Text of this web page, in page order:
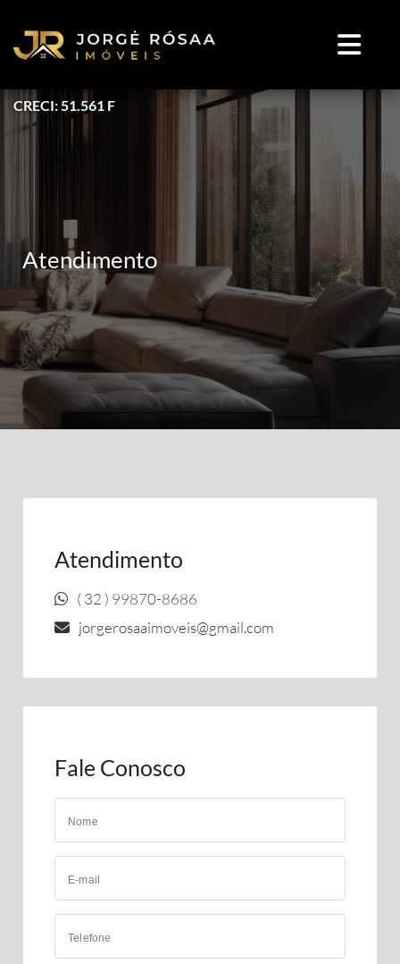
CRECI: 51.561 F
Atendimento
Atendimento
( 32 ) 99870-8686
jorgerosaaimoveis@gmail.com
Fale Conosco
Nome
E-mail
Telefone